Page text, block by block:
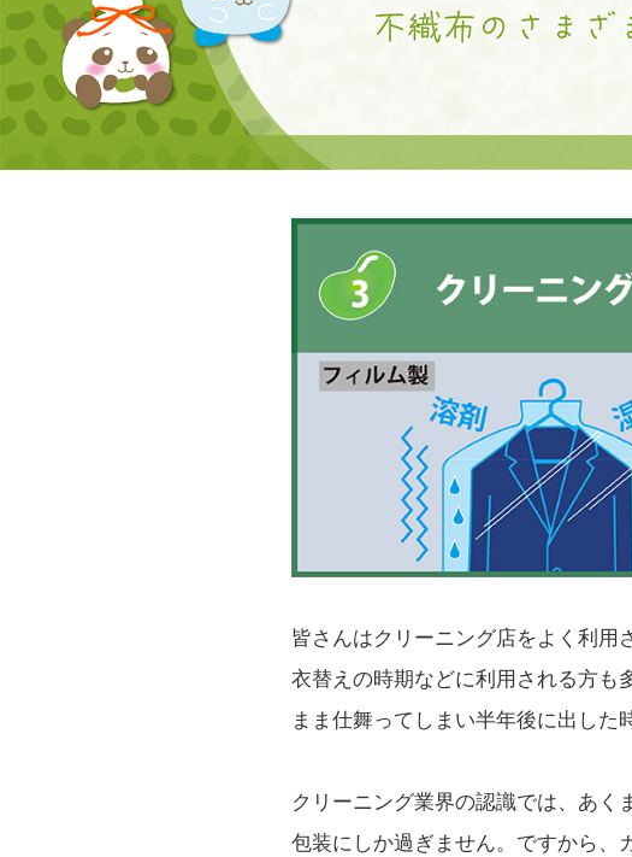
皆さんはクリーニング店をよく利用
衣替えの時期などに利用される方も
まま仕舞ってしまい半年後に出した
クリーニング業界の認識では、あく
包装にしか過ぎません。ですから、